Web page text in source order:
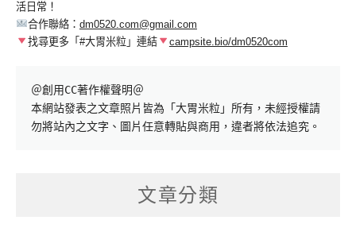
活日常！
合作聯絡： dm0520.com@gmail.com
找尋更多「#大胃米粒」連結
campsite.bio/dm0520com
＠創用CC著作權聲明＠
本網站發表之文章照片皆為「大胃米粒」所有，未經授權請
勿將站內之文字、圖片任意轉貼與商用，違者將依法追究。
文章分類